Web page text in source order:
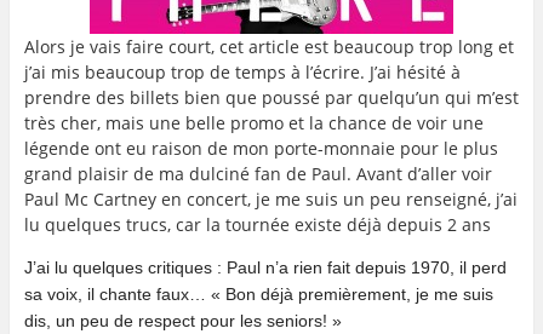
Alors je vais faire court, cet article est beaucoup trop long et
j’ai mis beaucoup trop de temps à l’écrire. J’ai hésité à
prendre des billets bien que poussé par quelqu’un qui m’est
très cher, mais une belle promo et la chance de voir une
légende ont eu raison de mon porte-monnaie pour le plus
grand plaisir de ma dulciné fan de Paul. Avant d’aller voir
Paul Mc Cartney en concert, je me suis un peu renseigné, j’ai
lu quelques trucs, car la tournée existe déjà depuis 2 ans
J’ai lu quelques critiques : Paul n’a rien fait depuis 1970, il perd
sa voix, il chante faux… « Bon déjà premièrement, je me suis
dis, un peu de respect pour les seniors! »